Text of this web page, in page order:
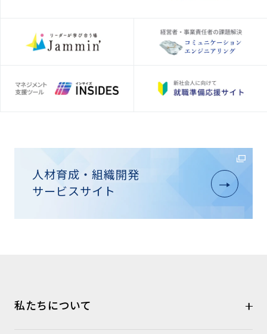
人材育成・組織開発
サービスサイト
私たちについて